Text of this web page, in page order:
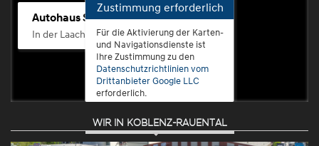
Autohaus Scherhag
In der Laach 76, 56072 Koblenz-Güls
Zustimmung erforderlich
Für die Aktivierung der Karten-
und Navigationsdienste ist
Ihre Zustimmung zu den
Datenschutzrichtlinien vom
Drittanbieter Google LLC
erforderlich.
Zustimmen
und
WIR IN KOBLENZ-RAUENTAL